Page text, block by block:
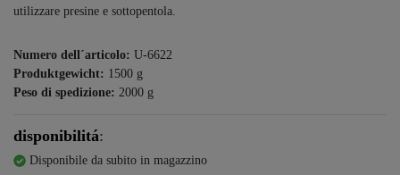
utilizzare presine e sottopentola.
Numero dell´articolo: U-6622
Produktgewicht: 1500 g
Peso di spedizione: 2000 g
disponibilitá:
Disponibile da subito in magazzino